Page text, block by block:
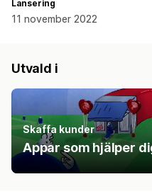
Lansering
11 november 2022
Utvald i
Skaffa kunder
Appar som hjälper